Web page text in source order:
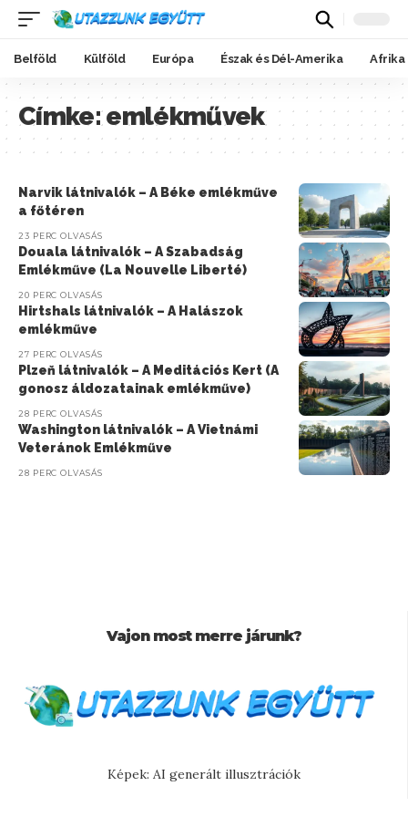
Belföld Külföld Európa Észak és Dél-Amerika Afrika
Címke:emlékművek
Narvik látnivalók – A Béke emlékműve
a főtéren
23 PERC OLVASÁS
Douala látnivalók – A Szabadság
Emlékműve (La Nouvelle Liberté)
20 PERC OLVASÁS
Hirtshals látnivalók – A Halászok
emlékműve
27 PERC OLVASÁS
Plzeň látnivalók – A Meditációs Kert (A
gonosz áldozatainak emlékműve)
28 PERC OLVASÁS
Washington látnivalók – A Vietnámi
Veteránok Emlékműve
28 PERC OLVASÁS
Vajon most merre járunk?
Képek: AI generált illusztrációk